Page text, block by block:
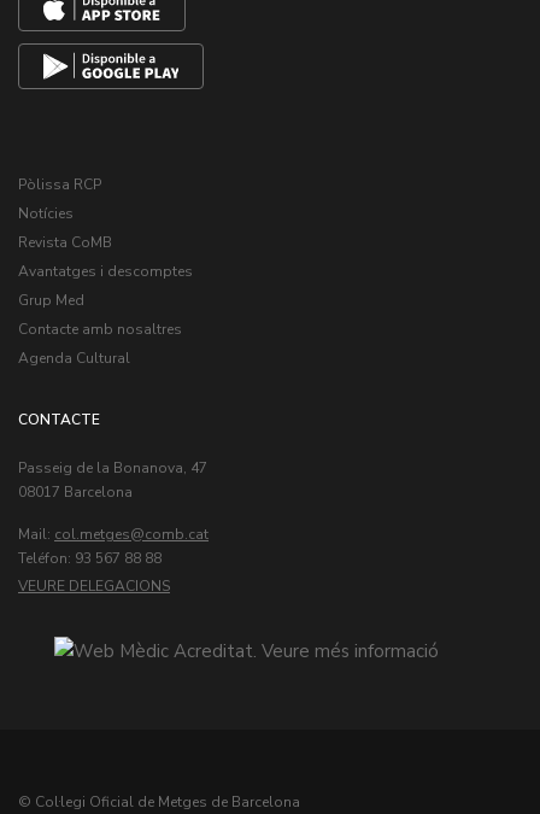
Pòlissa RCP
Notícies
Revista CoMB
Avantatges i descomptes
Grup Med
Contacte amb nosaltres
Agenda Cultural
CONTACTE
Passeig de la Bonanova, 47
08017 Barcelona
Mail: col.metges
Teléfon: 93 567 88 88
VEURE DELEGACIONS
© Col·legi Oficial de Metges de Barcelona